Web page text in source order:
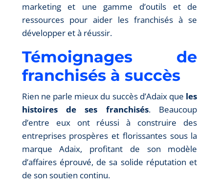
marketing et une gamme d’outils et de
ressources pour aider les franchisés à se
développer et à réussir.
Témoignages de
franchisés à succès
Rien ne parle mieux du succès d’Adaix que les
histoires de ses franchisés. Beaucoup
d’entre eux ont réussi à construire des
entreprises prospères et florissantes sous la
marque Adaix, profitant de son modèle
d’affaires éprouvé, de sa solide réputation et
de son soutien continu.